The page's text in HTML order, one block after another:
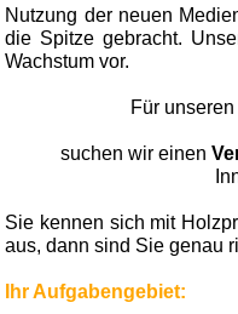
Nutzung der neuen
die Spitze gebracht.
Wachstum vor.
Für
suchen wir einen
Sie kennen sich mit
aus, dann sind Sie genau
Ihr Aufgabengebiet: